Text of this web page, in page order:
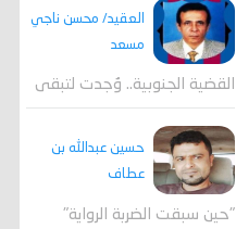
العقيد/ محسن ناجي
مسعد
القضية الجنوبية.. وُجدت لتبقى
حسين عبدالله بن
عطاف
"حين سبقت الضربة الرواية"